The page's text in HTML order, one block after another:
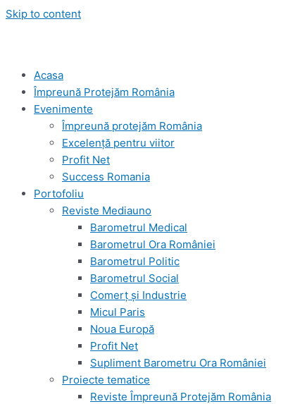
Skip to content
Acasa
Împreună Protejăm România
Evenimente
Împreună protejăm România
Excelență pentru viitor
Profit Net
Success Romania
Portofoliu
Reviste Mediauno
Barometrul Medical
Barometrul Ora României
Barometrul Politic
Barometrul Social
Comerț și Industrie
Micul Paris
Noua Europă
Profit Net
Supliment Barometru Ora României
Proiecte tematice
Reviste Împreună Protejăm România